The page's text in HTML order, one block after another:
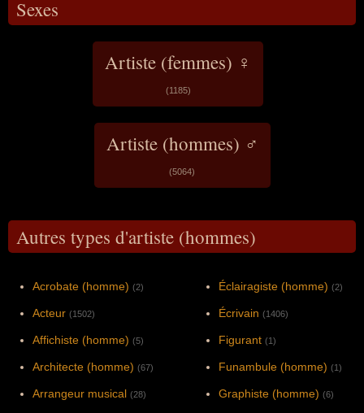
Sexes
Artiste (femmes) ♀
(1185)
Artiste (hommes) ♂
(5064)
Autres types d'artiste (hommes)
Acrobate (homme) (2)
Acteur (1502)
Affichiste (homme) (5)
Architecte (homme) (67)
Arrangeur musical (28)
Éclairagiste (homme) (2)
Écrivain (1406)
Figurant (1)
Funambule (homme) (1)
Graphiste (homme) (6)